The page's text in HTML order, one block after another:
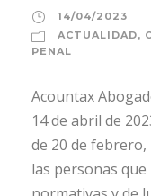
14/04/2023
ACTUALIDAD,
PENAL
Acountax
14 de abril de
de 20 de
las personas